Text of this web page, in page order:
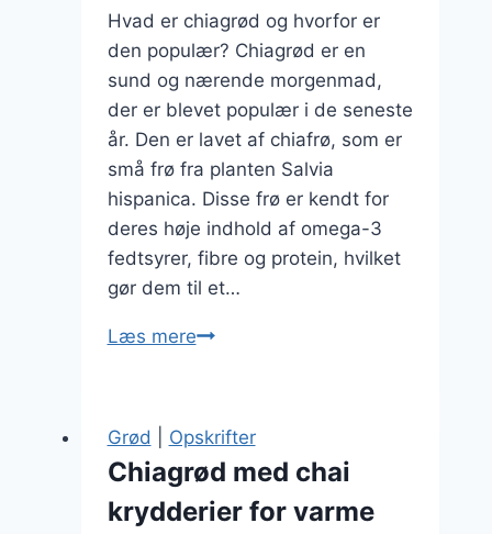
Hvad er chiagrød og hvorfor er
den populær? Chiagrød er en
sund og nærende morgenmad,
der er blevet populær i de seneste
år. Den er lavet af chiafrø, som er
små frø fra planten Salvia
hispanica. Disse frø er kendt for
deres høje indhold af omega-3
fedtsyrer, fibre og protein, hvilket
gør dem til et…
Læs mereChiagrød
bær
havremælk
Grød Opskrifter
Chiagrød med chai
krydderier for varme